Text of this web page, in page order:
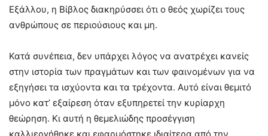
Εξάλλου, η Βίβλος διακηρύσσει ότι ο θεός χωρίζει τους
ανθρώπους σε περιούσιους και μη.
Κατά συνέπεια, δεν υπάρχει λόγος να ανατρέχει κανείς
στην ιστορία των πραγμάτων και των φαινομένων για να
εξηγήσει τα ισχύοντα και τα τρέχοντα. Αυτό είναι θεμιτό
μόνο κατ’ εξαίρεση όταν εξυπηρετεί την κυρίαρχη
θεώρηση. Κι αυτή η θεμελιώδης προσέγγιση
καλλιεργήθηκε και εφαρμόστηκε ιδιαίτερα από την